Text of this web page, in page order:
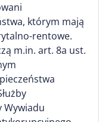
którym mają
rentowe.
m.in. art. 8a ust.
Wywiadu